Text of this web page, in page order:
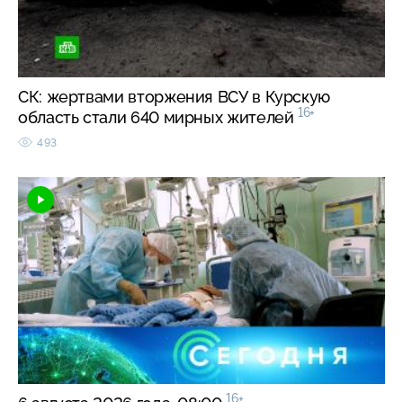
СК: жертвами вторжения ВСУ в Курскую
область стали 640 мирных жителей 16+
493
16+